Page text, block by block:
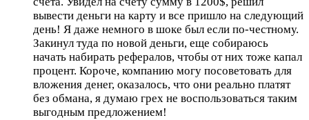
вывести деньги на карту и все пришло на следующий
день! Я даже немного в шоке был если по-честному.
Закинул туда по новой деньги, еще собираюсь
начать набирать рефералов, чтобы от них тоже капал
процент. Короче, компанию могу посоветовать для
вложения денег, оказалось, что они реально платят
без обмана, я думаю грех не воспользоваться таким
выгодным предложением!